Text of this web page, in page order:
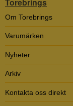
Om Torebrings
Varumärken
Nyheter
Arkiv
Kontakta oss direkt